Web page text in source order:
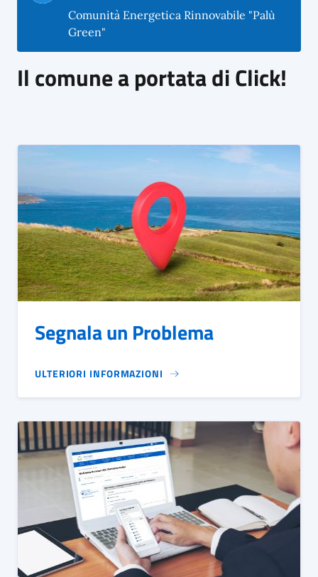
Comunità Energetica Rinnovabile "Palù
Green"
Il comune a portata di Click!
Segnala un Problema
ULTERIORI INFORMAZIONI